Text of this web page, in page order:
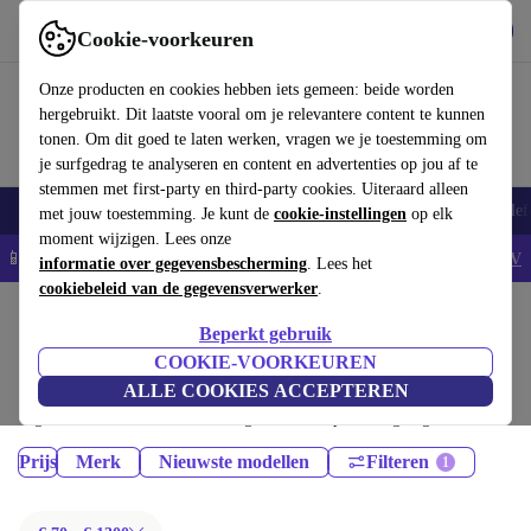
Cookie-voorkeuren
Onze producten en cookies hebben iets gemeen: beide worden
hergebruikt. Dit laatste vooral om je relevantere content te kunnen
tonen. Om dit goed te laten werken, vragen we je toestemming om
je surfgedrag te analyseren en content en advertenties op jou af te
stemmen met first-party en third-party cookies. Uiteraard alleen
met jouw toestemming. Je kunt de cookie-instellingen op elk
moment wijzigen. Lees onze
informatie over gegevensbescherming. Lees het
cookiebeleid van de gegevensverwerker.
Beperkt gebruik
COOKIE-VOORKEUREN
ALLE COOKIES ACCEPTEREN
Gebruik refurbed snel en eenvoudig
Smartphones Laptops Tablets Smartwatches Accessoires
📱5% EXTRA korting op alle iPhones – Code: IPHONEDEAL - AV
Tablets:
Gecertificeerd refurbished Tablets onder 1300€ – bespaar tot 40%. 30
dagen retourrecht & 12 maanden garantie. Shop vandaag nog duurzaam!
Prijs Merk Nieuwste modellen Filteren